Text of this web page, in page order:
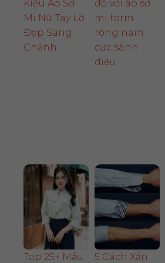
Kiểu Áo Sơ
Mi Nữ Tay Lỡ
Đẹp Sang
Chảnh
đồ với áo sơ
mi form
rộng nam
cực sành
điệu
Top 25+ Mẫu
5 Cách Xắn